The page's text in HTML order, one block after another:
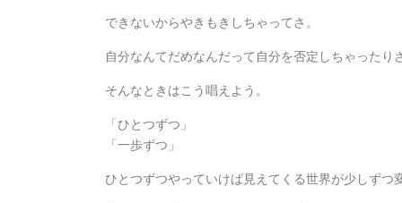
できないからやきもきしちゃってさ。
自分なんてだめなんだって自分を否定しちゃったりさ
そんなときはこう唱えよう。
「ひとつずつ」
「一歩ずつ」
ひとつずつやっていけば見えてくる世界が少しずつ